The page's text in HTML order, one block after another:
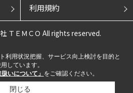
利用規約
ＴＥＭＣＯ All rights reserved.
利用状況把握、サービス向上検討を目的と
しています。
いについて」 をご確認ください。
閉じる